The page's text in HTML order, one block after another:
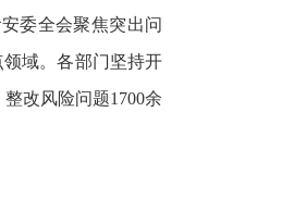
委全会聚焦突出问
域。各部门坚持开
改风险问题1700余